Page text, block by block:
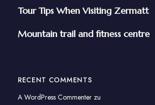
Tour Tips When Visiting Zermatt
Mountain trail and fitness centre
RECENT COMMENTS
A WordPress Commenterzu